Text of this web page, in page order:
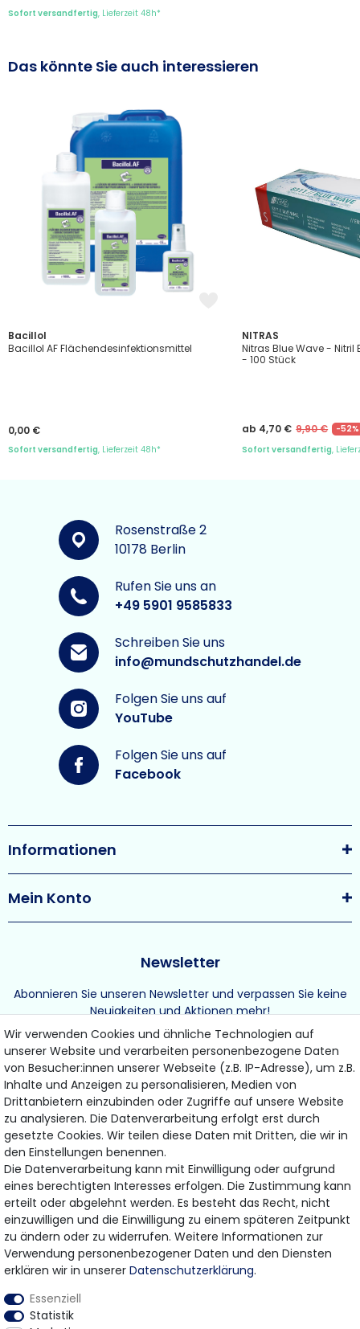
Sofort versandfertig, Lieferzeit 48h*
Das könnte Sie auch interessieren
Bacillol
Bacillol AF Flächendesinfektionsmittel
0,00 €
Sofort versandfertig, Lieferzeit 48h*
NITRAS
Nitras Blue Wave -
- 100 Stück
ab 4,70 € 9,90 €
-52%
Sofort versandfertig,
Rosenstraße 2
10178 Berlin
Rufen Sie uns an
+49 5901 9585833
Schreiben Sie uns
info@mundschutzhandel.de
Folgen Sie uns auf
YouTube
Folgen Sie uns auf
Facebook
Newsletter
Abonnieren Sie unseren Newsletter und verpassen Sie keine
Neuigkeiten und Aktionen mehr!
ABONNIEREN
Hiermit bestätige ich, dass ich die Daten­schutz­erklärung
gelesen habe.
Meine Einwilligung kann ich jederzeit widerrufen.
Informationen
Mein Konto
Bezahlung & Versand
Wir verwenden Cookies und ähnliche Technologien auf
unserer Website und verarbeiten personenbezogene Daten
von Besucher:innen unserer Webseite (z.B. IP-Adresse), um z.B.
Inhalte und Anzeigen zu personalisieren, Medien von
Drittanbietern einzubinden oder Zugriffe auf unsere Website
zu analysieren. Die Datenverarbeitung erfolgt erst durch
gesetzte Cookies. Wir teilen diese Daten mit Dritten, die wir in
den Einstellungen benennen.
Die Datenverarbeitung kann mit Einwilligung oder aufgrund
eines berechtigten Interesses erfolgen. Die Zustimmung kann
erteilt oder abgelehnt werden. Es besteht das Recht, nicht
einzuwilligen und die Einwilligung zu einem späteren Zeitpunkt
zu ändern oder zu widerrufen. Weitere Informationen zur
Verwendung personenbezogener Daten und den Diensten
erklären wir in unserer Daten­schutz­erklärung.
Essenziell
Statistik